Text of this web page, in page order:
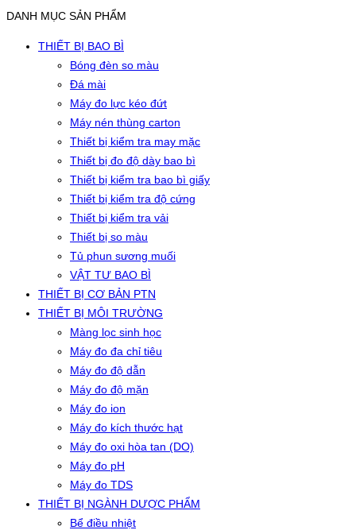
DANH MỤC SẢN PHẨM
THIẾT BỊ BAO BÌ
Bóng đèn so màu
Đá mài
Máy đo lực kéo đứt
Máy nén thùng carton
Thiết bị kiểm tra may mặc
Thiết bị đo độ dày bao bì
Thiết bị kiểm tra bao bì giấy
Thiết bị kiểm tra độ cứng
Thiết bị kiểm tra vải
Thiết bị so màu
Tủ phun sương muối
VẬT TƯ BAO BÌ
THIẾT BỊ CƠ BẢN PTN
THIẾT BỊ MÔI TRƯỜNG
Màng lọc sinh học
Máy đo đa chỉ tiêu
Máy đo độ dẫn
Máy đo độ mặn
Máy đo ion
Máy đo kích thước hạt
Máy đo oxi hòa tan (DO)
Máy đo pH
Máy đo TDS
THIẾT BỊ NGÀNH DƯỢC PHẨM
Bể điều nhiệt